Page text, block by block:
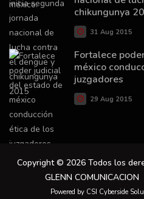
chikungunya
31 Aug 2015
Fortalece
méxico
juzgadores
29 Aug 2015
Copyright © 2026 Todos los
GLENN COMUNICACION
Powered by CSI Cyberside